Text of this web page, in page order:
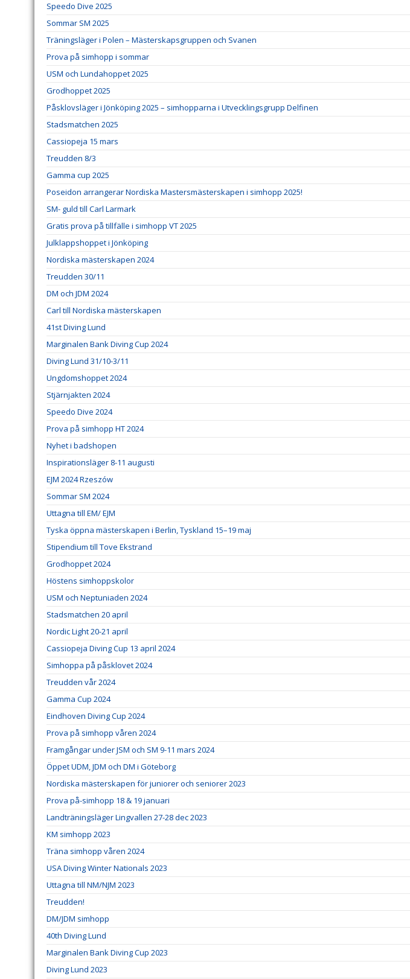
Speedo Dive 2025
Sommar SM 2025
Träningsläger i Polen – Mästerskapsgruppen och Svanen
Prova på simhopp i sommar
USM och Lundahoppet 2025
Grodhoppet 2025
Påsklovsläger i Jönköping 2025 – simhopparna i Utvecklingsgrupp Delfinen
Stadsmatchen 2025
Cassiopeja 15 mars
Treudden 8/3
Gamma cup 2025
Poseidon arrangerar Nordiska Mastersmästerskapen i simhopp 2025!
SM- guld till Carl Larmark
Gratis prova på tillfälle i simhopp VT 2025
Julklappshoppet i Jönköping
Nordiska mästerskapen 2024
Treudden 30/11
DM och JDM 2024
Carl till Nordiska mästerskapen
41st Diving Lund
Marginalen Bank Diving Cup 2024
Diving Lund 31/10-3/11
Ungdomshoppet 2024
Stjärnjakten 2024
Speedo Dive 2024
Prova på simhopp HT 2024
Nyhet i badshopen
Inspirationsläger 8-11 augusti
EJM 2024 Rzeszów
Sommar SM 2024
Uttagna till EM/ EJM
Tyska öppna mästerskapen i Berlin, Tyskland 15–19 maj
Stipendium till Tove Ekstrand
Grodhoppet 2024
Höstens simhoppskolor
USM och Neptuniaden 2024
Stadsmatchen 20 april
Nordic Light 20-21 april
Cassiopeja Diving Cup 13 april 2024
Simhoppa på påsklovet 2024
Treudden vår 2024
Gamma Cup 2024
Eindhoven Diving Cup 2024
Prova på simhopp våren 2024
Framgångar under JSM och SM 9-11 mars 2024
Öppet UDM, JDM och DM i Göteborg
Nordiska mästerskapen för juniorer och seniorer 2023
Prova på-simhopp 18 & 19 januari
Landträningsläger Lingvallen 27-28 dec 2023
KM simhopp 2023
Träna simhopp våren 2024
USA Diving Winter Nationals 2023
Uttagna till NM/NJM 2023
Treudden!
DM/JDM simhopp
40th Diving Lund
Marginalen Bank Diving Cup 2023
Diving Lund 2023